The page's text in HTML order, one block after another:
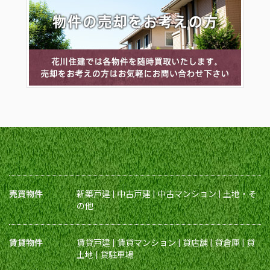
売買物件 新築戸建|中古戸建|中古マンション|土地・そ
の他
賃貸物件 賃貸戸建|賃貸マンション|貸店舗|貸倉庫|貸
土地|貸駐車場